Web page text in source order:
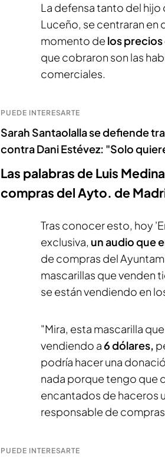
La defensa tanto del
Luceño, se centraran en
momento de los
que cobraron son las
comerciales.
PUEDE INTERESARTE
Sarah Santaolalla se defiende
contra Dani Estévez: "Solo
Las palabras de Luis
compras del Ayto. de
Tras conocer esto, hoy
exclusiva, un audio que
de compras del
mascarillas que venden
se están vendiendo en
"Mira, esta mascarilla
vendiendo a 6 dólares,
podría hacer una
nada porque tengo que
encantados de haceros
responsable de
PUEDE INTERESARTE